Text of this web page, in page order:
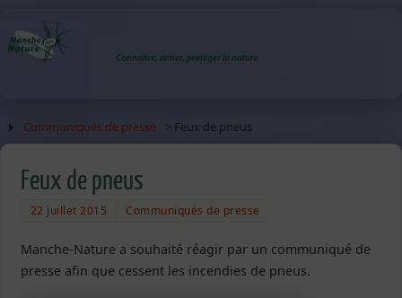
Communiqués de presse > Feux de pneus
Feux de pneus
22 juillet 2015 Communiqués de presse
Manche-Nature a souhaité réagir par un communiqué de
presse afin que cessent les incendies de pneus.